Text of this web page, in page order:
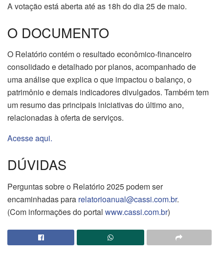
A votação está aberta até as 18h do dia 25 de maio.
O DOCUMENTO
O Relatório contém o resultado econômico-financeiro
consolidado e detalhado por planos, acompanhado de
uma análise que explica o que impactou o balanço, o
patrimônio e demais indicadores divulgados. Também tem
um resumo das principais iniciativas do último ano,
relacionadas à oferta de serviços.
Acesse aqui.
DÚVIDAS
Perguntas sobre o Relatório 2025 podem ser
encaminhadas para relatorioanual@cassi.com.br.
(Com informações do portal www.cassi.com.br)